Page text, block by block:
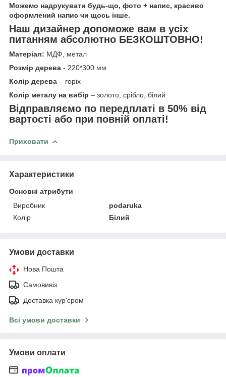
Можемо надрукувати будь-що, фото + напис, красиво
оформлений напис чи щось інше.
Наш дизайнер допоможе вам в усіх
питанням абсолютно БЕЗКОШТОВНО!
Матеріал: МДФ, метал
Розмір дерева - 220*300 мм
Колір дерева – горіх
Колір металу на вибір – золото, срібло, білий
Відправляємо по передплаті в 50% від
вартості або при повній оплаті!
Приховати
Характеристики
Основні атрибути
Виробник
podaruka
Колір
Білий
Умови доставки
Нова Пошта
Самовивіз
Доставка кур'єром
Всі умови доставки
Умови оплати